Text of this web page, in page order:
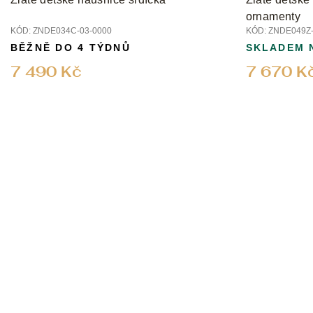
KÓD: ZNDE034C-03-0000
7 490 Kč
BĚŽNĚ DO 4 TÝDNŮ
ornamenty
KÓD:
7 670
SKLADEM